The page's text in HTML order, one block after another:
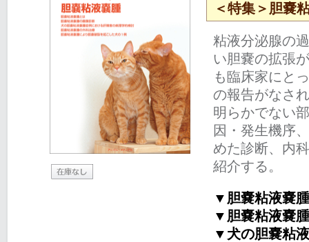
＜特集＞胆嚢
粘液分泌腺の
い胆嚢の拡張
も臨床家にと
の報告がなさ
明らかでない
因・発生機序
めた診断、内
紹介する。
▼胆嚢粘液嚢
▼胆嚢粘液嚢
▼犬の胆嚢粘